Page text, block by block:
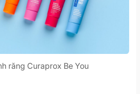
răng Curaprox Be You